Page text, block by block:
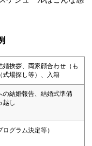
挨拶、両家顔合わせ（も
式場探し等）、入籍
の結婚報告、結婚式準備
越し
グラム決定等）